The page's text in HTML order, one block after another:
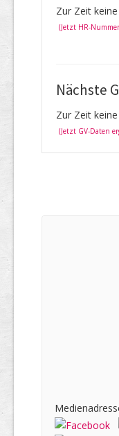
Zur Zeit
(Jetzt HR-
Nächste
Zur Zeit
(Jetzt GV-Daten